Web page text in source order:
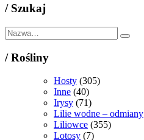
/ Szukaj
/Rośliny
Hosty (305)
Inne (40)
Irysy (71)
Lilie wodne – odmiany
Liliowce (355)
Lotosy (7)